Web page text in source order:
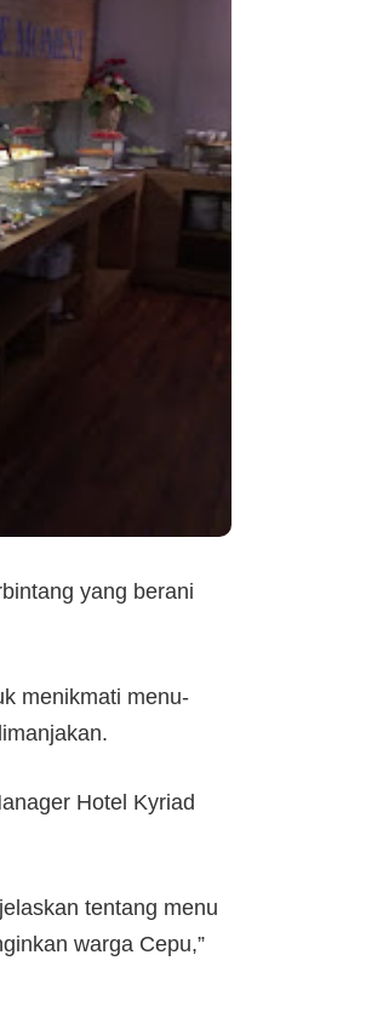
yang berani
menikmati menu-
Hotel Kyriad
tentang menu
warga Cepu,”